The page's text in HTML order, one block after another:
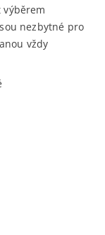
Software
nezbytné pro
vždy